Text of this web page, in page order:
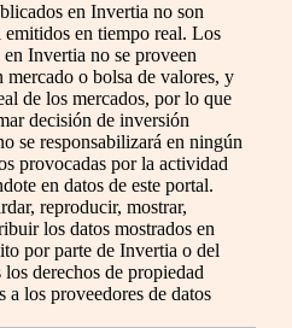
en Invertia no son
emitidos en tiempo real. Los
Invertia no se proveen
mercado o bolsa de valores, y
de los mercados, por lo que
decisión de inversión
se responsabilizará en ningún
provocadas por la actividad
en datos de este portal.
reproducir, mostrar,
los datos mostrados en
por parte de Invertia o del
derechos de propiedad
a los proveedores de datos